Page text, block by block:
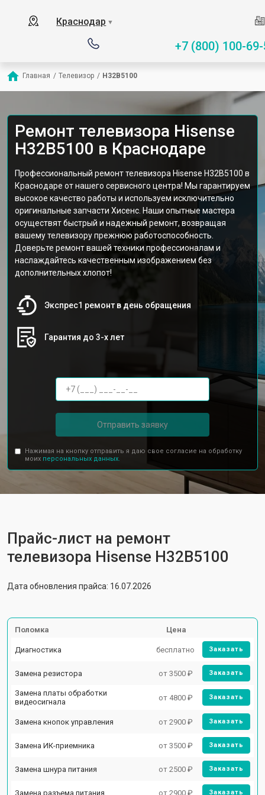
Краснодар ▼
+7 (800) 100-
Главная / Телевизор / H32B5100
Ремонт телевизора Hisense
H32B5100 в Краснодаре
Профессиональный ремонт телевизора Hisense H32B5100 в
Краснодаре от нашего сервисного центра! Мы гарантируем
высокое качество работы и используем исключительно
оригинальные запчасти Хисенс. Наши опытные мастера
осуществят быстрый и надежный ремонт, возвращая
вашему телевизору прежнюю работоспособность.
Доверьте ремонт вашей техники профессионалам и
наслаждайтесь качественным изображением без
дополнительных хлопот!
Экспрес1 ремонт в день обращения
Гарантия до 3-х лет
Отправить заявку
Нажимая на кнопку отправить я даю свое согласие на обработку
моих персональных данных.
Прайс-лист на ремонт
телевизора Hisense H32B5100
Дата обновления прайса: 16.07.2026
Поломка Цена
Диагностика бесплатно Заказать
Замена резистора от 3500 ₽ Заказать
Замена платы обработки
видеосигнала
от 4800 ₽ Заказать
Замена кнопок управления от 2900 ₽ Заказать
Замена ИК-приемника от 3500 ₽ Заказать
Замена шнура питания от 2500 ₽ Заказать
Замена разъема питания от 2900 ₽ Заказать